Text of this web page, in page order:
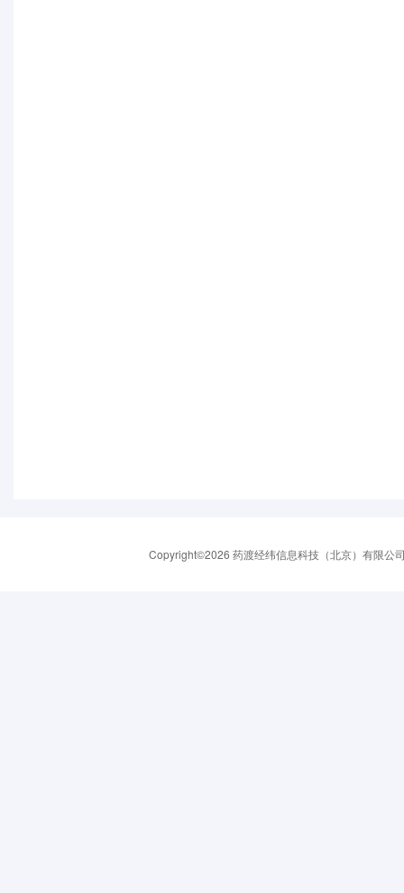
Copyright©2026 药渡经纬信息科技（北京）有限公